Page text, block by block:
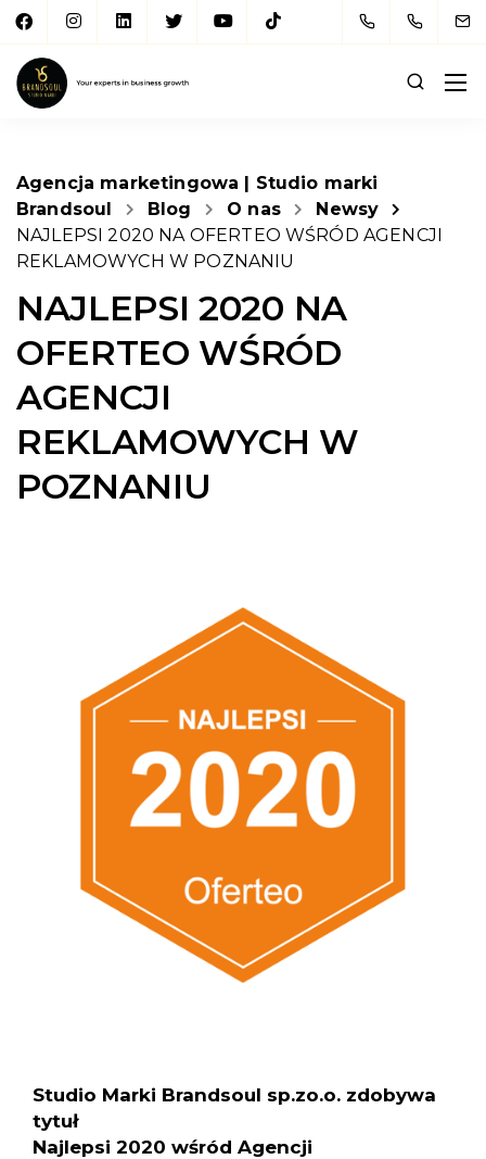
Agencja marketingowa | Studio marki
Brandsoul
Blog O nas
Newsy
NAJLEPSI 2020 NA OFERTEO WŚRÓD AGENCJI
REKLAMOWYCH W POZNANIU
NAJLEPSI 2020 NA
OFERTEO WŚRÓD
AGENCJI
REKLAMOWYCH W
POZNANIU
Studio Marki Brandsoul sp.zo.o. zdobywa
tytuł
Najlepsi 2020 wśród Agencji